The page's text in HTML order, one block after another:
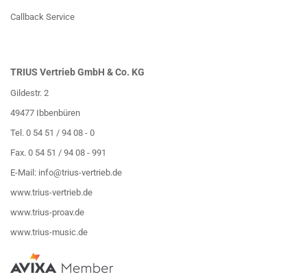
Callback Service
TRIUS Vertrieb GmbH & Co. KG
Gildestr. 2
49477 Ibbenbüren
Tel. 0 54 51 / 94 08 - 0
Fax. 0 54 51 / 94 08 - 991
E-Mail: info@trius-vertrieb.de
www.trius-vertrieb.de
www.trius-proav.de
www.trius-music.de